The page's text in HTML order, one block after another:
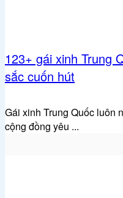
123+ gái xinh Trung
sắc cuốn hút
Gái xinh Trung Quốc luôn
cộng đồng yêu ...